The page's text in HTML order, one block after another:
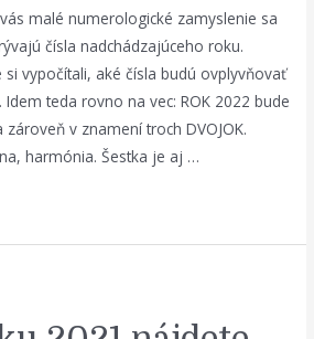
malé numerologické zamyslenie sa
čísla nadchádzajúceho roku.
vypočítali, aké čísla budú ovplyvňovať
teda rovno na vec: ROK 2022 bude
zároveň v znamení troch DVOJOK.
harmónia. Šestka je aj …